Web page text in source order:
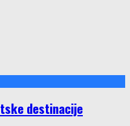
destinacije